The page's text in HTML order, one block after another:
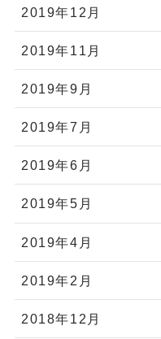
2019年12月
2019年11月
2019年9月
2019年7月
2019年6月
2019年5月
2019年4月
2019年2月
2018年12月